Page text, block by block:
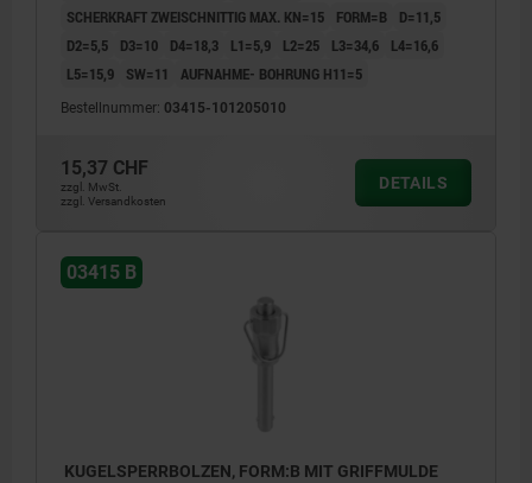
SCHERKRAFT ZWEISCHNITTIG MAX. KN=15
FORM=B
D=11,5
D2=5,5
D3=10 D4=18,3 L1=5,9 L2=25 L3=34,6
L4=16,6
L5=15,9
SW=11 AUFNAHME- BOHRUNG H11=5
Bestellnummer: 03415-101205010
15,37 CHF
zzgl. MwSt.
zzgl. Versandkosten
DETAILS
03415 B
KUGELSPERRBOLZEN, FORM:B MIT GRIFFMULDE